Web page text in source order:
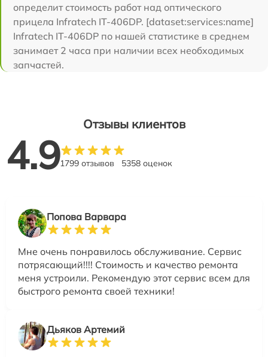
определит стоимость работ над оптического
прицела Infratech IT-406DP. [dataset:services:name]
Infratech IT-406DP по нашей статистике в среднем
занимает 2 часа при наличии всех необходимых
запчастей.
Отзывы клиентов
4.91799 отзывов 5358 оценок
Попова Варвара
Мне очень понравилось обслуживание. Сервис
потрясающий!!!! Стоимость и качество ремонта
меня устроили. Рекомендую этот сервис всем для
быстрого ремонта своей техники!
Дьяков Артемий